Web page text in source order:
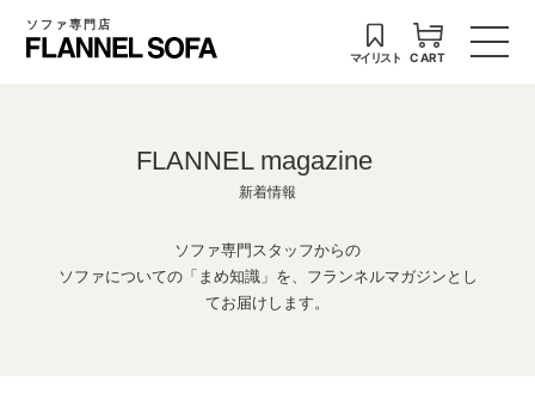
ソファ専門店
マイリスト CART
FLANNEL magazine
新着情報
ソファ専門スタッフからの
ソファについての「まめ知識」を、フランネルマガジンとし
てお届けします。